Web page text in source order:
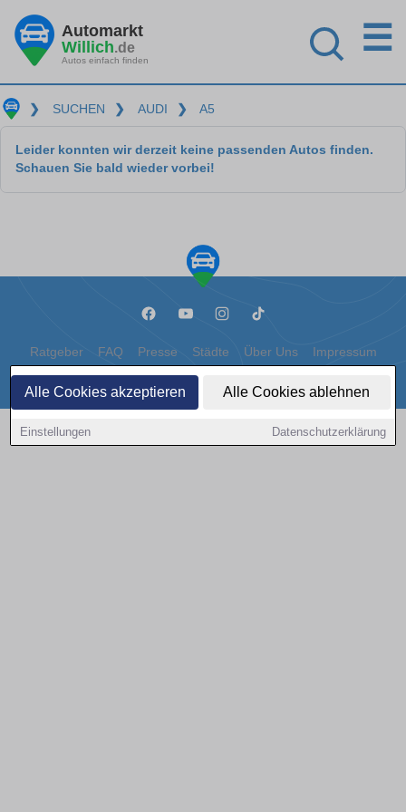
Alle Cookies akzeptieren Alle Cookies ablehnen
Einstellungen Datenschutzerklärung
Automarkt
Willich.de
Autos einfach finden
☰
❯ SUCHEN ❯ AUDI ❯ A5
Leider konnten wir derzeit keine passenden Autos finden.
Schauen Sie bald wieder vorbei!
Ratgeber FAQ Presse Städte Über Uns Impressum
Datenschutz Cookies
Copyright © 2000 - 2026 | 1A Infosysteme GmbH | Content by: 1a-sites-autos